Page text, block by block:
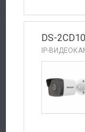
DS-
IP-